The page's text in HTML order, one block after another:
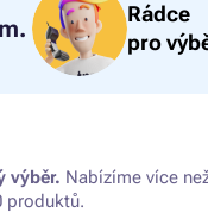
Rádce
pro
výběr. Nabízíme více
produktů.